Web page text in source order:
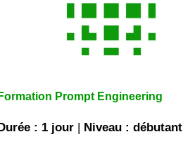
Formation Prompt Engineering
Durée : 1 jour Niveau : débutant